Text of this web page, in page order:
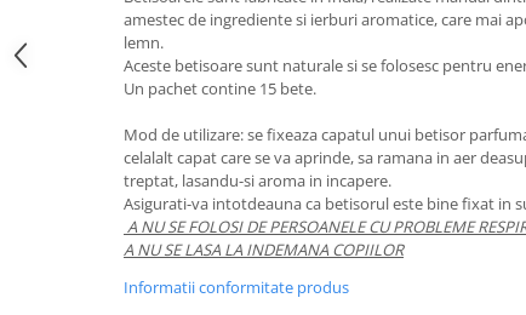
amestec de ingrediente si ierburi aromatice, care mai
lemn.
Aceste betisoare sunt naturale si se folosesc pentru
Un pachet contine 15 bete.
Mod de utilizare: se fixeaza capatul unui betisor
celalalt capat care se va aprinde, sa ramana in aer
treptat, lasandu-si aroma in incapere.
Asigurati-va intotdeauna ca betisorul este bine fixat in
A NU SE FOLOSI DE PERSOANELE CU PROBLEME
A NU SE LASA LA INDEMANA COPIILOR
Informatii conformitate produs